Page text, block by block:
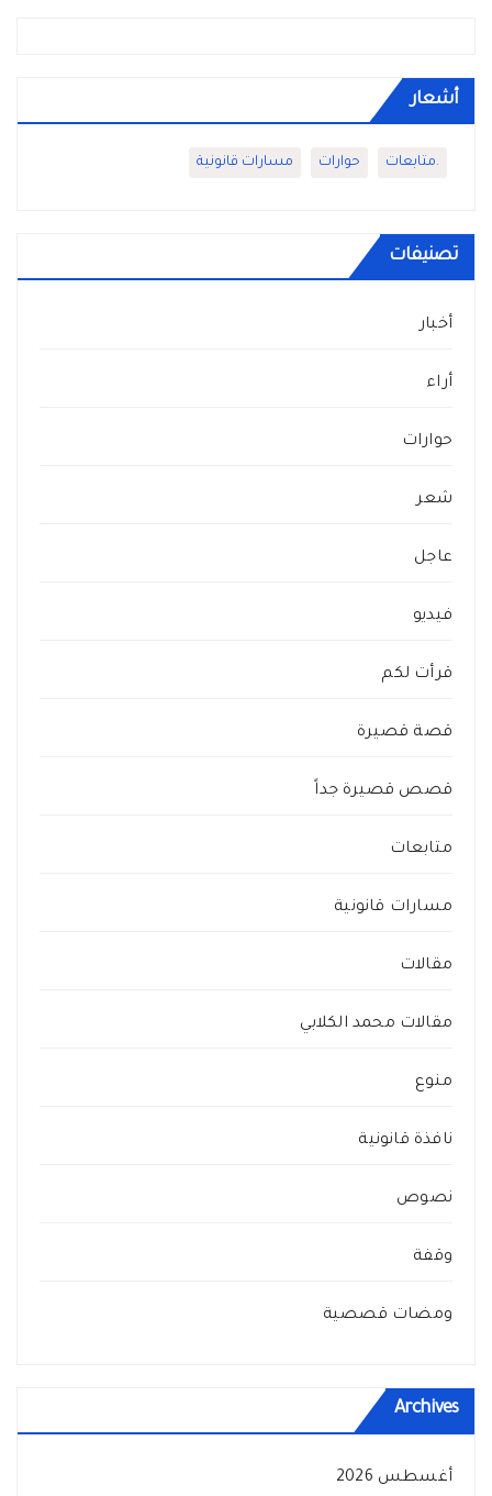
أشعار
.متابعات حوارات مسارات قانونية
تصنيفات
أخبار
أراء
حوارات
شعر
عاجل
فيديو
قرأت لكم
قصة قصيرة
قصص قصيرة جداً
متابعات
مسارات قانونية
مقالات
مقالات محمد الكلابي
منوع
نافذة قانونية
نصوص
وقفة
ومضات قصصية
Archives
أغسطس 2026